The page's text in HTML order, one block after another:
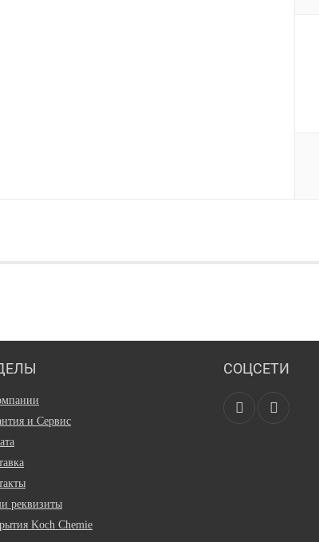
и Сервис
реквизиты
Koch Chemie
СОЦСЕТИ